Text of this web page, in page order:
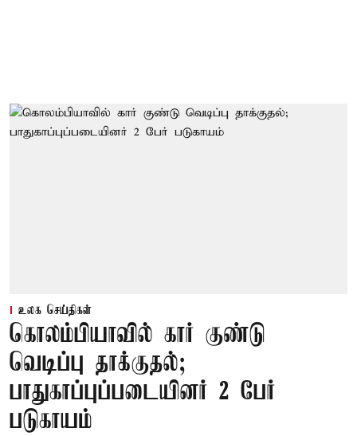
உலக செய்திகள்
கொலம்பியாவில் கார் குண்டு
வெடிப்பு தாக்குதல்;
பாதுகாப்புப்படையினர் 2 பேர்
படுகாயம்